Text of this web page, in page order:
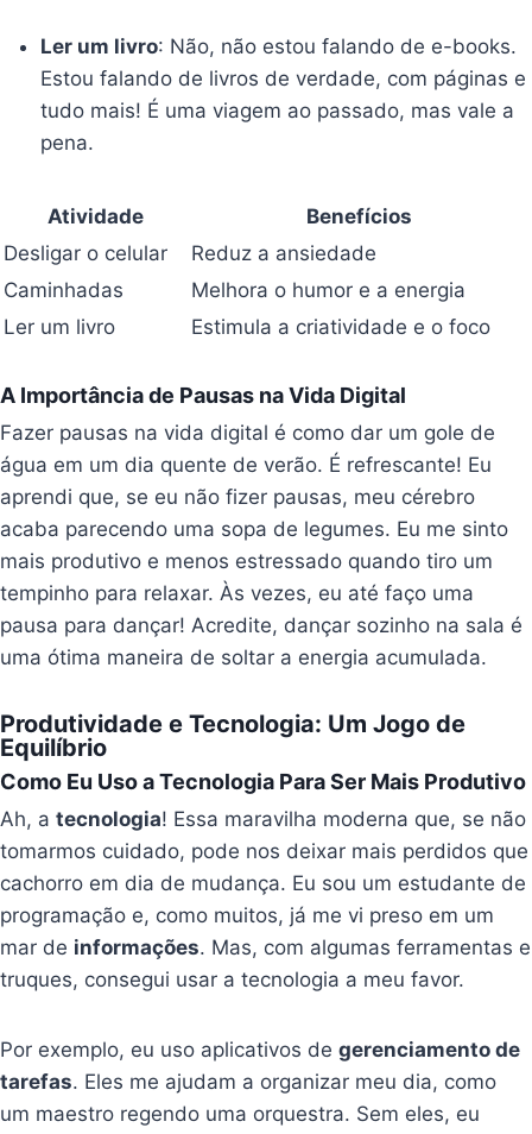
Ler um livro: Não, não estou falando de e-books.
Estou falando de livros de verdade, com páginas e
tudo mais! É uma viagem ao passado, mas vale a
pena.
Atividade
Benefícios
Desligar o celular
Reduz a ansiedade
Caminhadas
Melhora o humor e a energia
Ler um livro
Estimula a criatividade e o foco
A Importância de Pausas na Vida Digital
Fazer pausas na vida digital é como dar um gole de
água em um dia quente de verão. É refrescante! Eu
aprendi que, se eu não fizer pausas, meu cérebro
acaba parecendo uma sopa de legumes. Eu me sinto
mais produtivo e menos estressado quando tiro um
tempinho para relaxar. Às vezes, eu até faço uma
pausa para dançar! Acredite, dançar sozinho na sala é
uma ótima maneira de soltar a energia acumulada.
Produtividade e Tecnologia: Um Jogo de
Equilíbrio
Como Eu Uso a Tecnologia Para Ser Mais Produtivo
Ah, atecnologia! Essa maravilha moderna que, se não
tomarmos cuidado, pode nos deixar mais perdidos que
cachorro em dia de mudança. Eu sou um estudante de
programação e, como muitos, já me vi preso em um
mar de informações. Mas, com algumas ferramentas e
truques, consegui usar a tecnologia a meu favor.
Por exemplo, eu uso aplicativos degerenciamento de
tarefas. Eles me ajudam a organizar meu dia, como
um maestro regendo uma orquestra. Sem eles, eu